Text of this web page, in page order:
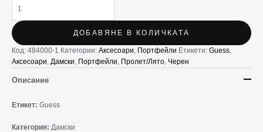
ДОБАВЯНЕ В КОЛИЧКАТА
Код: 484000-1 Категории: Аксесоари Портфейли Етикети: Guess
Аксесоари Дамски Портфейли Пролет/Лято Черен
Описание
Етикет: Guess
Категория: Дамски